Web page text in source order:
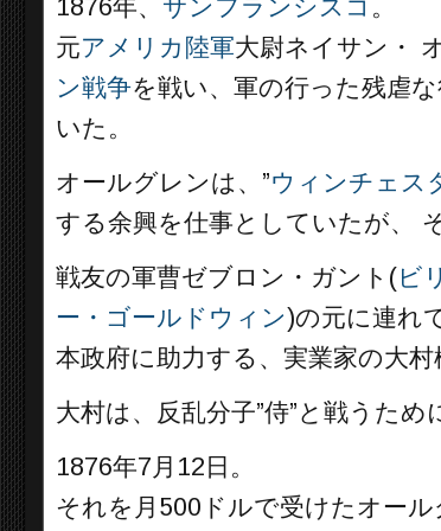
1876年、 サンフランシスコ 。
元アメリカ陸軍大尉ネイサン・
ン戦争を戦い、軍の行った残虐
いた。
オールグレンは、”ウィンチェス
する余興を仕事としていたが、
戦友の軍曹ゼブロン・ガント(ビ
ー・ゴールドウィン)の元に連れ
本政府に助力する、実業家の大村
大村は、反乱分子”侍”と戦うた
1876年7月12日。
それを月500ドルで受けたオー